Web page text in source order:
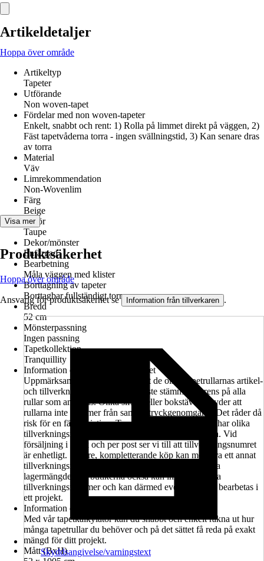
Artikeldetaljer
Hoppa över område
Artikeltyp
Tapeter
Utförande
Non woven-tapet
Fördelar med non woven-tapeter
Enkelt, snabbt och rent: 1) Rolla på limmet direkt på väggen, 2)
Fäst tapetvåderna torra - ingen svällningstid, 3) Kan senare dras
av torra
Material
Väv
Limrekommendation
Non-Wovenlim
Färg
Beige
Kulör
Taupe
Dekor/mönster
Enfärgad
Bearbetning
Måla väggen med klister
Borttagning av tapeter
Borttagbar fullständigt torr
Bredd
52 cm
Mönsterpassning
Ingen passning
Tapetkollektion
Tranquillity
Information om tillverkningsnumret
Uppmärksamma vid köpet absolut de olika tapetrullarnas artikel-
och tillverkningsnummer. Det måste stämma överens på alla
rullar som används. Olika siffror eller bokstäver betyder att
rullarna inte kommer från samma tryckgenomgång. Det råder då
risk för en färgvariation. Tapetbanor med rullar som har olika
tillverkningsnummer får inte bearbetas på samma yta. Vid
försäljning i butik och per post ser vi till att tillverkningsnumret
är enhetligt. Senare, kompletterande köp kan medföra ett annat
tillverkningsnummer. Observera också att de angivna
lagermängderna i butikerna också kan innehålla olika
tillverkningsnummer och kan därmed eventuellt inte bearbetas i
ett projekt.
Information om materialbehov
Med vår tapetkalkylator kan du snabbt och enkelt räkna ut hur
många tapetrullar du behöver och på det sättet få reda på exakt
mängd för ditt projekt.
Mått (BxH)
Visa mer
Produktsäkerhet
Hoppa över område
Ansvarig för produktsäkerhet se Information från tillverkaren .
Skyddsangivelse/varningstext